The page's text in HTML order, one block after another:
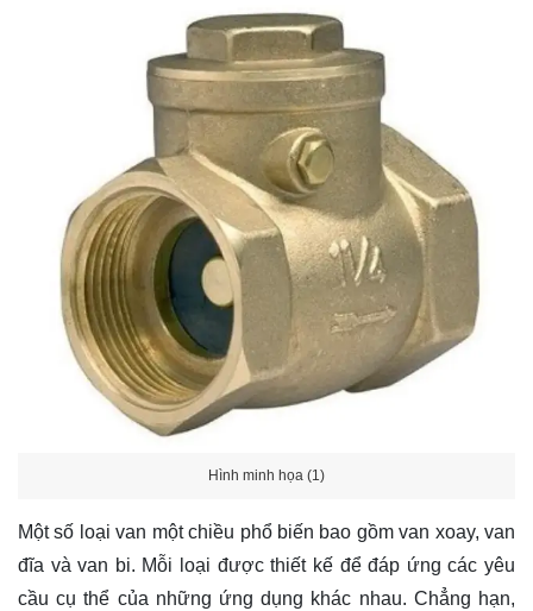
Hình minh họa (1)
Một số loại van một chiều phổ biến bao gồm van xoay, van
đĩa và van bi. Mỗi loại được thiết kế để đáp ứng các yêu
cầu cụ thể của những ứng dụng khác nhau. Chẳng hạn,